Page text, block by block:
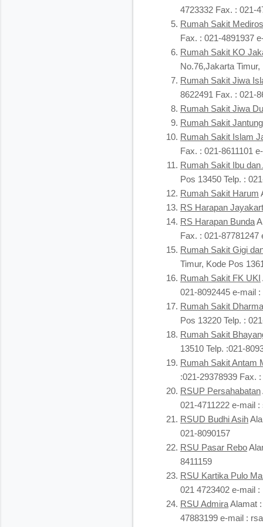
4723332 Fax. : 021-
Rumah Sakit Mediros
Fax. : 021-4891937
Rumah Sakit KO
No.76,Jakarta
Rumah Sakit Jiwa
8622491 Fax. : 021-
Rumah Sakit Jiwa
Rumah Sakit
Rumah Sakit Islam
Fax. : 021-8611101
Rumah Sakit Ibu
Pos 13450 Telp. :
Rumah Sakit Harum
RS Harapan
RS Harapan Bunda
Fax. : 021-
Rumah Sakit Gigi
Timur, Kode Pos
Rumah Sakit FK UKI
021-8092445 e-mail
Rumah Sakit
Pos 13220 Telp. :
Rumah Sakit
13510 Telp. :021-
Rumah Sakit Antam
:021-29378939 Fax.
RSUP Persahabatan
021-4711222 e-mail
RSUD Budhi Asih
021-8090157
RSU Pasar Rebo
8411159
RSU Kartika Pulo
021 4723402 e-mail
RSU AdmiraAlamat
47883199 e-mail :